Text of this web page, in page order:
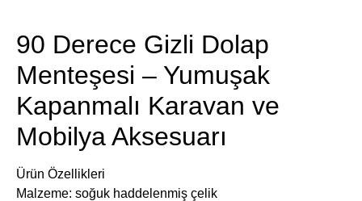
​​90 Derece Gizli Dolap
Menteşesi – Yumuşak
Kapanmalı Karavan ve
Mobilya Aksesuarı​​
Ürün Özellikleri
Malzeme: soğuk haddelenmiş çelik